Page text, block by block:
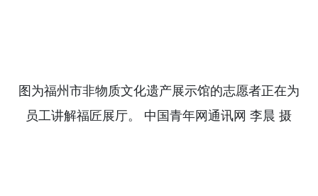
图为福州市非物质文化遗产展示馆的志愿者正在为
员工讲解福匠展厅。
中国青年网通讯网 李晨 摄